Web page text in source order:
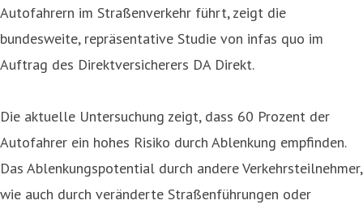
Autofahrern im Straßenverkehr führt, zeigt die
bundesweite, repräsentative Studie von infas quo im
Auftrag des Direktversicherers DA Direkt.
Die aktuelle Untersuchung zeigt, dass 60 Prozent der
Autofahrer ein hohes Risiko durch Ablenkung empfinden.
Das Ablenkungspotential durch andere Verkehrsteilnehmer,
wie auch durch veränderte Straßenführungen oder